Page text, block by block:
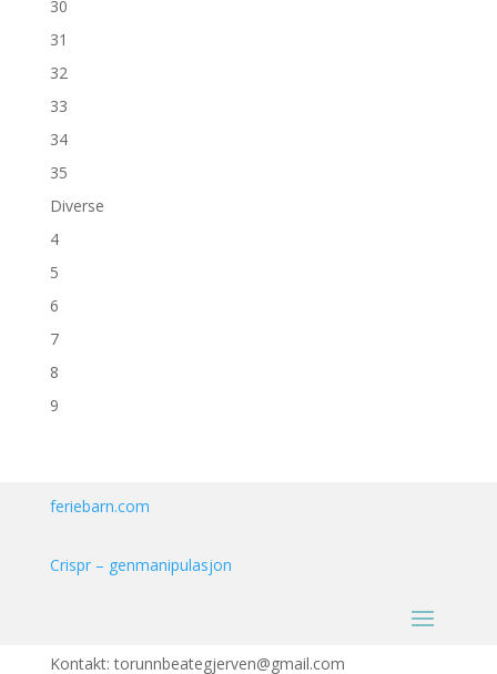
30
31
32
33
34
35
Diverse
4
5
6
7
8
9
feriebarn.com
Crispr – genmanipulasjon
Kontakt: torunnbeategjerven@gmail.com